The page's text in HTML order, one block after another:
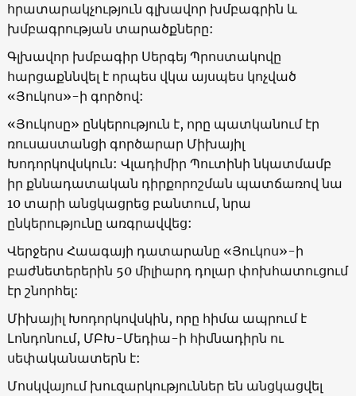
հրատարակչություն գլխավոր խմբագրին և
խմբագրության տարածքները:
Գլխավոր խմբագիր Սերգեյ Պրոստակովը
հարցաքննվել է որպես վկա այսպես կոչված
«Յուկոս»-ի գործով:
«Յուկոսը» ընկերություն է, որը պատկանում էր
ռուսաստանցի գործարար Միխայիլ
Խոդորկովսկուն: Վլադիմիր Պուտինի նկատմամբ
իր քննադատական ​​դիրքորոշման պատճառով նա
10 տարի անցկացրեց բանտում, նրա
ընկերությունը առգրավվեց:
Վերջերս Հաագայի դատարանը «Յուկոս»-ի
բաժնետերերին 50 միլիարդ դոլար փոխհատուցում
էր շնորհել:
Միխայիլ Խոդորկովսկին, որը հիմա ապրում է
Լոնդոնում, ՄԲԽ-Մեդիա-ի հիմնադիրն ու
սեփականատերն է:
Մոսկվայում խուզարկություններ են անցկացվել